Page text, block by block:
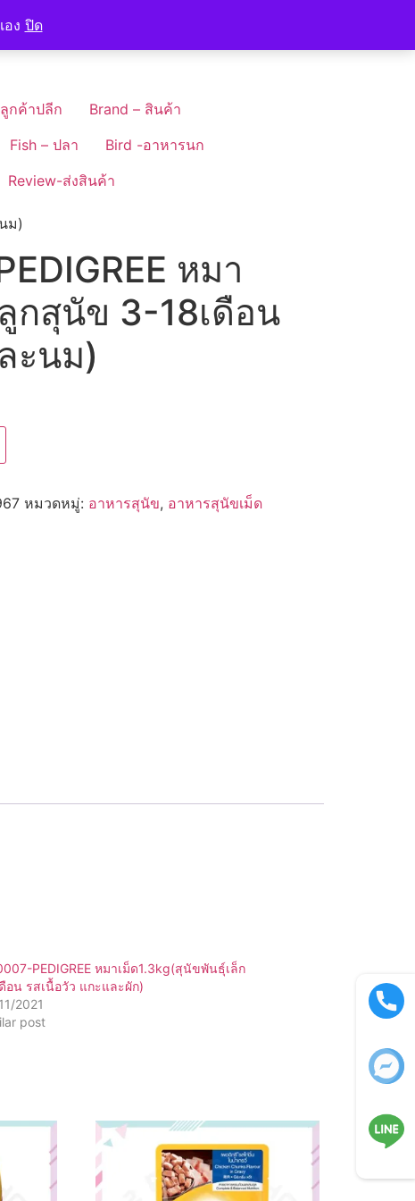
ง ปิด
กค้าปลีก
Brand – สินค้า
Fish – ปลา
Bird -อาหารนก
Review-ส่งสินค้า
ม)
หมา
กสุนัข 3-18เดือน
ะนม)
หมวดหมู่: อาหารสุนัข, อาหารสุนัขเม็ด
PEDIGREE หมาเม็ด1.3kg(สุนัขพันธุ์เล็ก
อน รสเนื้อวัว แกะและผัก)
2021
post